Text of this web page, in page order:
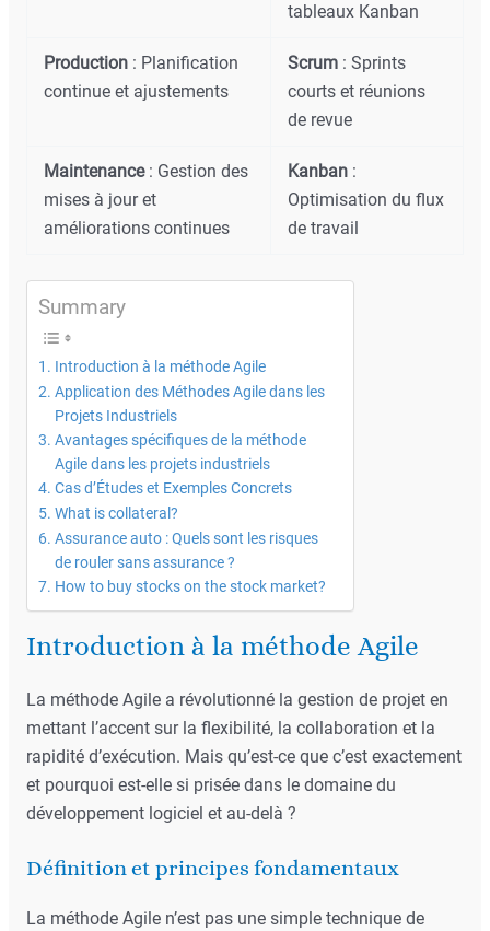
tableaux Kanban
Production : Planification
continue et ajustements
Scrum : Sprints
courts et réunions
de revue
Maintenance: Gestion des
mises à jour et
améliorations continues
Kanban :
Optimisation du flux
de travail
Summary
Introduction à la méthode Agile
Application des Méthodes Agile dans les
Projets Industriels
Avantages spécifiques de la méthode
Agile dans les projets industriels
Cas d’Études et Exemples Concrets
What is collateral?
Assurance auto : Quels sont les risques
de rouler sans assurance ?
How to buy stocks on the stock market?
Introduction à la méthode Agile
La méthode Agile a révolutionné la gestion de projet en
mettant l’accent sur la flexibilité, la collaboration et la
rapidité d’exécution. Mais qu’est-ce que c’est exactement
et pourquoi est-elle si prisée dans le domaine du
développement logiciel et au-delà ?
Définition et principes fondamentaux
La méthode Agile n’est pas une simple technique de